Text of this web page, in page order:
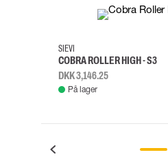
38
SIEVI
COBRA ROLLER HIGH - S3
DKK 3,146.25
På lager